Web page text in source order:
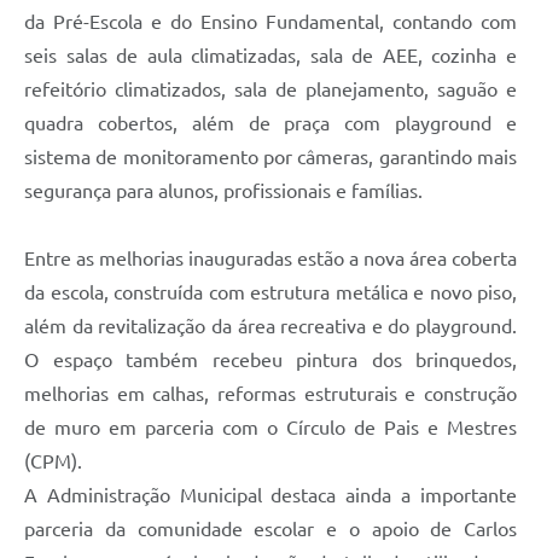
da Pré-Escola e do Ensino Fundamental, contando com
seis salas de aula climatizadas, sala de AEE, cozinha e
refeitório climatizados, sala de planejamento, saguão e
quadra cobertos, além de praça com playground e
sistema de monitoramento por câmeras, garantindo mais
segurança para alunos, profissionais e famílias.
Entre as melhorias inauguradas estão a nova área coberta
da escola, construída com estrutura metálica e novo piso,
além da revitalização da área recreativa e do playground.
O espaço também recebeu pintura dos brinquedos,
melhorias em calhas, reformas estruturais e construção
de muro em parceria com o Círculo de Pais e Mestres
(CPM).
A Administração Municipal destaca ainda a importante
parceria da comunidade escolar e o apoio de Carlos